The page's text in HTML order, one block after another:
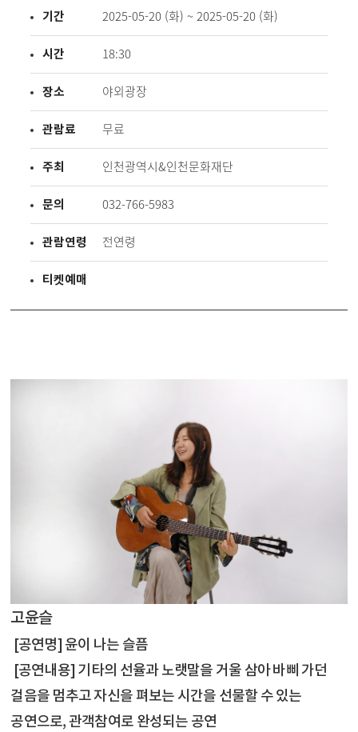
기간 2025-05-20 (화) ~ 2025-05-20 (화)
시간 18:30
장소 야외광장
관람료 무료
주최 인천광역시&인천문화재단
문의 032-766-5983
관람연령 전연령
티켓예매
고윤슬
[공연명] 윤이 나는 슬픔
[공연내용] 기타의 선율과 노랫말을 거울 삼아 바삐 가던
걸음을 멈추고 자신을 펴보는 시간을 선물할 수 있는
공연으로, 관객참여로 완성되는 공연